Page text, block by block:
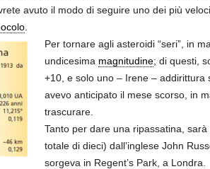
avuto il modo di seguire uno dei più
.
Per tornare agli asteroidi “seri”, in
undicesima magnitudine; di questi,
+10, e solo uno – Irene –
avevo anticipato il mese scorso, in
trascurare.
Tanto per dare una ripassatina,
totale di dieci) dall’inglese John
sorgeva in Regent’s Park, a Londra.